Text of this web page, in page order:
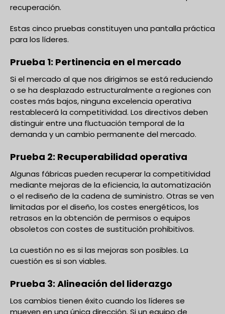
recuperación.
Estas cinco pruebas constituyen una pantalla práctica
para los líderes.
Prueba 1: Pertinencia en el mercado
Si el mercado al que nos dirigimos se está reduciendo
o se ha desplazado estructuralmente a regiones con
costes más bajos, ninguna excelencia operativa
restablecerá la competitividad. Los directivos deben
distinguir entre una fluctuación temporal de la
demanda y un cambio permanente del mercado.
Prueba 2: Recuperabilidad operativa
Algunas fábricas pueden recuperar la competitividad
mediante mejoras de la eficiencia, la automatización
o el rediseño de la cadena de suministro. Otras se ven
limitadas por el diseño, los costes energéticos, los
retrasos en la obtención de permisos o equipos
obsoletos con costes de sustitución prohibitivos.
La cuestión no es si las mejoras son posibles. La
cuestión es si son viables.
Prueba 3: Alineación del liderazgo
Los cambios tienen éxito cuando los líderes se
mueven en una única dirección. Si un equipo de